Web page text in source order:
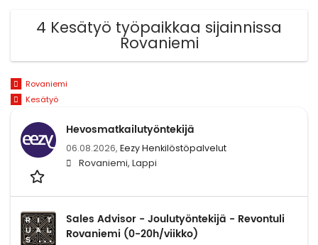
4 Kesätyö työpaikkaa sijainnissa
Rovaniemi
Rovaniemi
Kesätyö
Hevosmatkailutyöntekijä
06.08.2026, Eezy Henkilöstöpalvelut
Rovaniemi, Lappi
Sales Advisor - Joulutyöntekijä - Revontuli
Rovaniemi (0-20h/viikko)